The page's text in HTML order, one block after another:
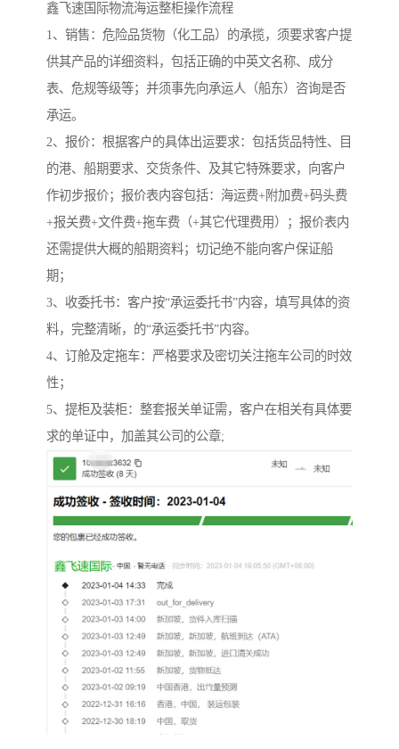
鑫飞速国际物流海运整柜操作流程
1、销售：危险品货物（化工品）的承揽，须要求客户提
供其产品的详细资料，包括正确的中英文名称、成分
表、危规等级等；并须事先向承运人（船东）咨询是否
承运。
2、报价：根据客户的具体出运要求：包括货品特性、目
的港、船期要求、交货条件、及其它特殊要求，向客户
作初步报价；报价表内容包括：海运费+附加费+码头费
+报关费+文件费+拖车费（+其它代理费用）；报价表内
还需提供大概的船期资料；切记绝不能向客户保证船
期；
3、收委托书：客户按“承运委托书”内容，填写具体的资
料，完整清晰，的“承运委托书”内容。
4、订舱及定拖车：严格要求及密切关注拖车公司的时效
性；
5、提柜及装柜：整套报关单证需，客户在相关有具体要
求的单证中，加盖其公司的公章;